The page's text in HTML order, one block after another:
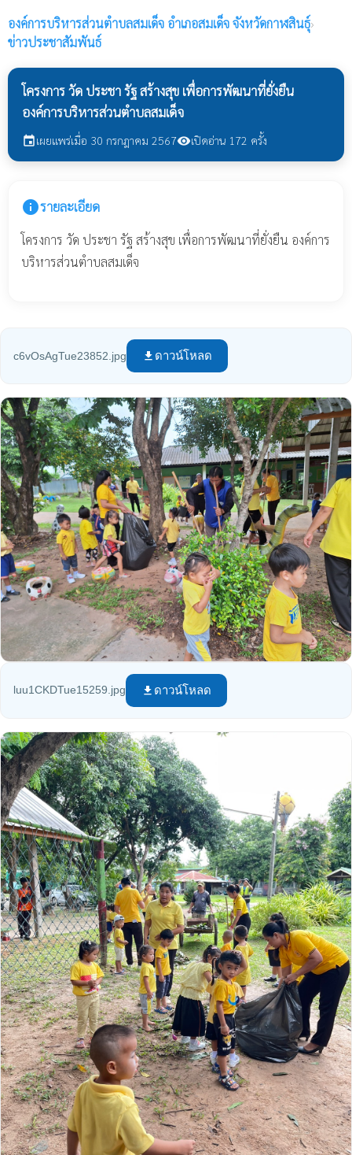
องค์การบริหารส่วนตำบลสมเด็จ อำเภอสมเด็จ จังหวัดกาฬสินธุ์›
ข่าวประชาสัมพันธ์
โครงการ วัด ประชา รัฐ สร้างสุข เพื่อการพัฒนาที่ยั่งยืน
องค์การบริหารส่วนตำบลสมเด็จ
eventเผยแพร่เมื่อ 30 กรกฎาคม 2567visibilityเปิดอ่าน 172 ครั้ง
infoรายละเอียด
โครงการ วัด ประชา รัฐ สร้างสุข เพื่อการพัฒนาที่ยั่งยืน องค์การ
บริหารส่วนตำบลสมเด็จ
c6vOsAgTue23852.jpg file_download ดาวน์โหลด
luu1CKDTue15259.jpg file_download ดาวน์โหลด